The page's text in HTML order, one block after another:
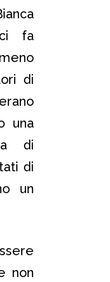
ci fa
di
una
di
di
un
non